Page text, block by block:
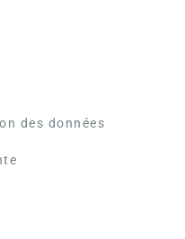
des données